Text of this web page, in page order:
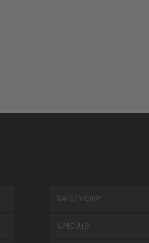
SAFETY-GRIP
SPECIALS